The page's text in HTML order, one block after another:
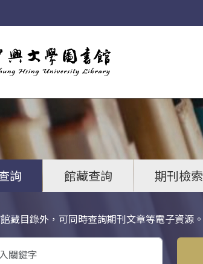
詢 館藏查詢 期刊檢索
藏目錄外，可同時查詢期刊文章等電子資源。
尋